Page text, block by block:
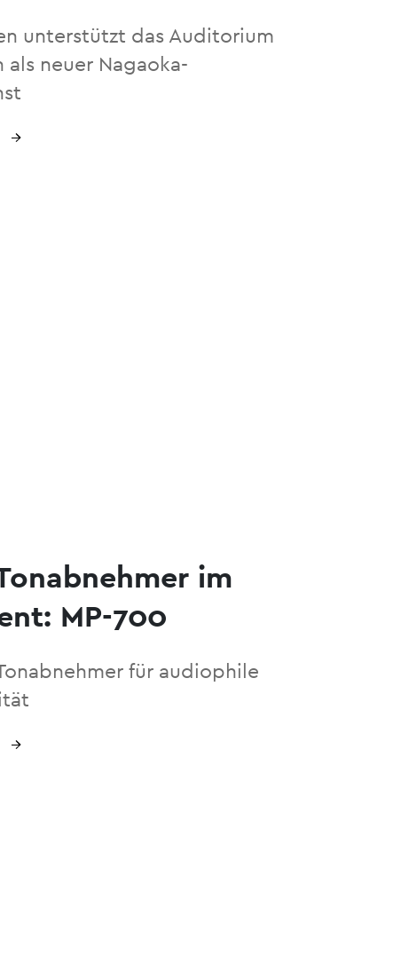
unterstützt das Auditorium
als neuer Nagaoka-
im
MP-700
für audiophile